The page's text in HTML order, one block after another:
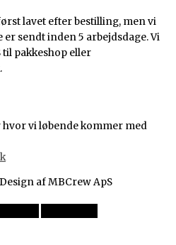
lavet efter bestilling, men vi
sendt inden 5 arbejdsdage. Vi
til pakkeshop eller
hvor vi løbende kommer med
af MBCrew ApS